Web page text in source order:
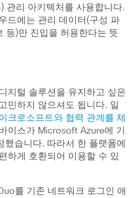
리 아키텍처를 사용합니다.
드에는 관리 데이터(구성 파
등)만 진입을 허용한다는 뜻
지털 솔루션을 유지하고 싶은
민하지 않으셔도 됩니다. 일
크로소프트와 협력 관계를 체
이스가 Microsoft Azure에 기
했습니다. 따라서 한 플랫폼에
하게 호환되어 이용할 수 있
를 기존 네트워크 로그인 애